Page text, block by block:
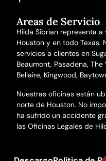
Areas de Servicio
Hilda Sibrian representa
Houston y en todo Texas.
servicios a clientes en
Beaumont, Pasadena,
Bellaire, Kingwood,
Nuestras oficinas están
norte de Houston. No
ha sufrido un accidente
las Oficinas Legales de